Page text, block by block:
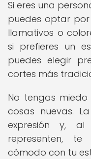
Si eres una
puedes optar
llamativos o
si prefieres un
puedes elegir
cortes más
No tengas
cosas nuevas.
expresión y,
representen,
cómodo con tu